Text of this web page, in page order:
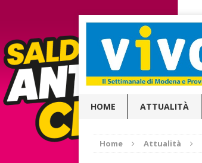
HOME ATTUALITÀ
Home Attualità